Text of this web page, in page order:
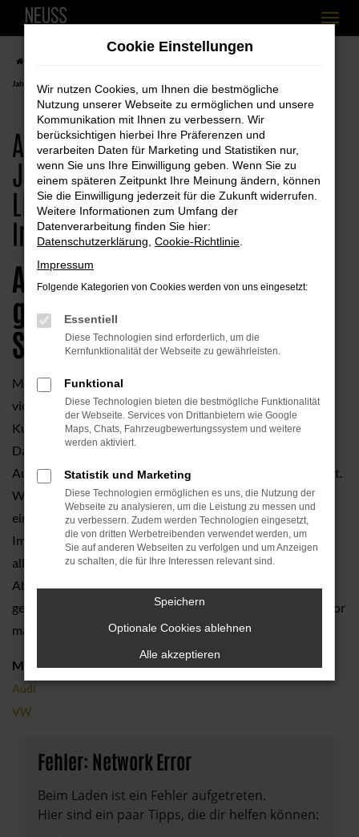
Zum
Jahreswagen Angebote mit Lieferservice nach Simbach am Inn
Audi Simbach am Inn, Audi A1
Jahreswagen Angebote mit
Lieferservice nach Simbach am
Inn
Audi A1 Jahreswagen –
günstig für Sie und für
Simbach am Inn
Mehr als 95 Jahre Erfahrung in der Automobilbranche und
vier Generationen leidenschaftlicher Service für unsere
Kundinnen und Kunden in Simbach am Inn und Umgebung.
Das Autocenter Neuss ist Ihr Toppartner, wenn es um den
Autokauf und Modelle wie einen Audi A1 Jahreswagen geht.
Wir nennen bewusst dieses Fahrzeug, weil es sich hier um
eine perfekte Mobilitätslösung für Simbach am Inn handelt.
Im direkten Vergleich mit einem Neuwagen macht sich vor
allem der Preisvorteil bemerkbar. Die prozentualen
Abschläge bewegen sich in zweistelliger Höhe und doch
genießen Sie die Vorzüge eines topaktuellen Modells, das vor
maximal einem Jahr zum ersten Mal zugelassen wurde.
Marken
Audi
VW
Fehler: Network Error
Beim Laden ist ein Fehler aufgetreten.
Hier sind ein paar Tipps, die dir helfen können:
Cookie Einstellungen
Wir nutzen Cookies, um Ihnen die bestmögliche
Nutzung unserer Webseite zu ermöglichen und unsere
Kommunikation mit Ihnen zu verbessern. Wir
berücksichtigen hierbei Ihre Präferenzen und
verarbeiten Daten für Marketing und Statistiken nur,
wenn Sie uns Ihre Einwilligung geben. Wenn Sie zu
einem späteren Zeitpunkt Ihre Meinung ändern, können
Sie die Einwilligung jederzeit für die Zukunft widerrufen.
Weitere Informationen zum Umfang der
Datenverarbeitung finden Sie hier:
Datenschutzerklärung Cookie-Richtlinie
Impressum
Folgende Kategorien von Cookies werden von uns eingesetzt:
Essentiell
Diese Technologien sind erforderlich, um die
Kernfunktionalität der Webseite zu gewährleisten.
Funktional
Diese Technologien bieten die bestmögliche Funktionalität
der Webseite. Services von Drittanbietern wie Google
Maps, Chats, Fahrzeugbewertungssystem und weitere
werden aktiviert.
Statistik und Marketing
Diese Technologien ermöglichen es uns, die Nutzung der
Webseite zu analysieren, um die Leistung zu messen und
zu verbessern. Zudem werden Technologien eingesetzt,
die von dritten Werbetreibenden verwendet werden, um
Sie auf anderen Webseiten zu verfolgen und um Anzeigen
zu schalten, die für Ihre Interessen relevant sind.
Speichern
Optionale Cookies ablehnen
Alle akzeptieren